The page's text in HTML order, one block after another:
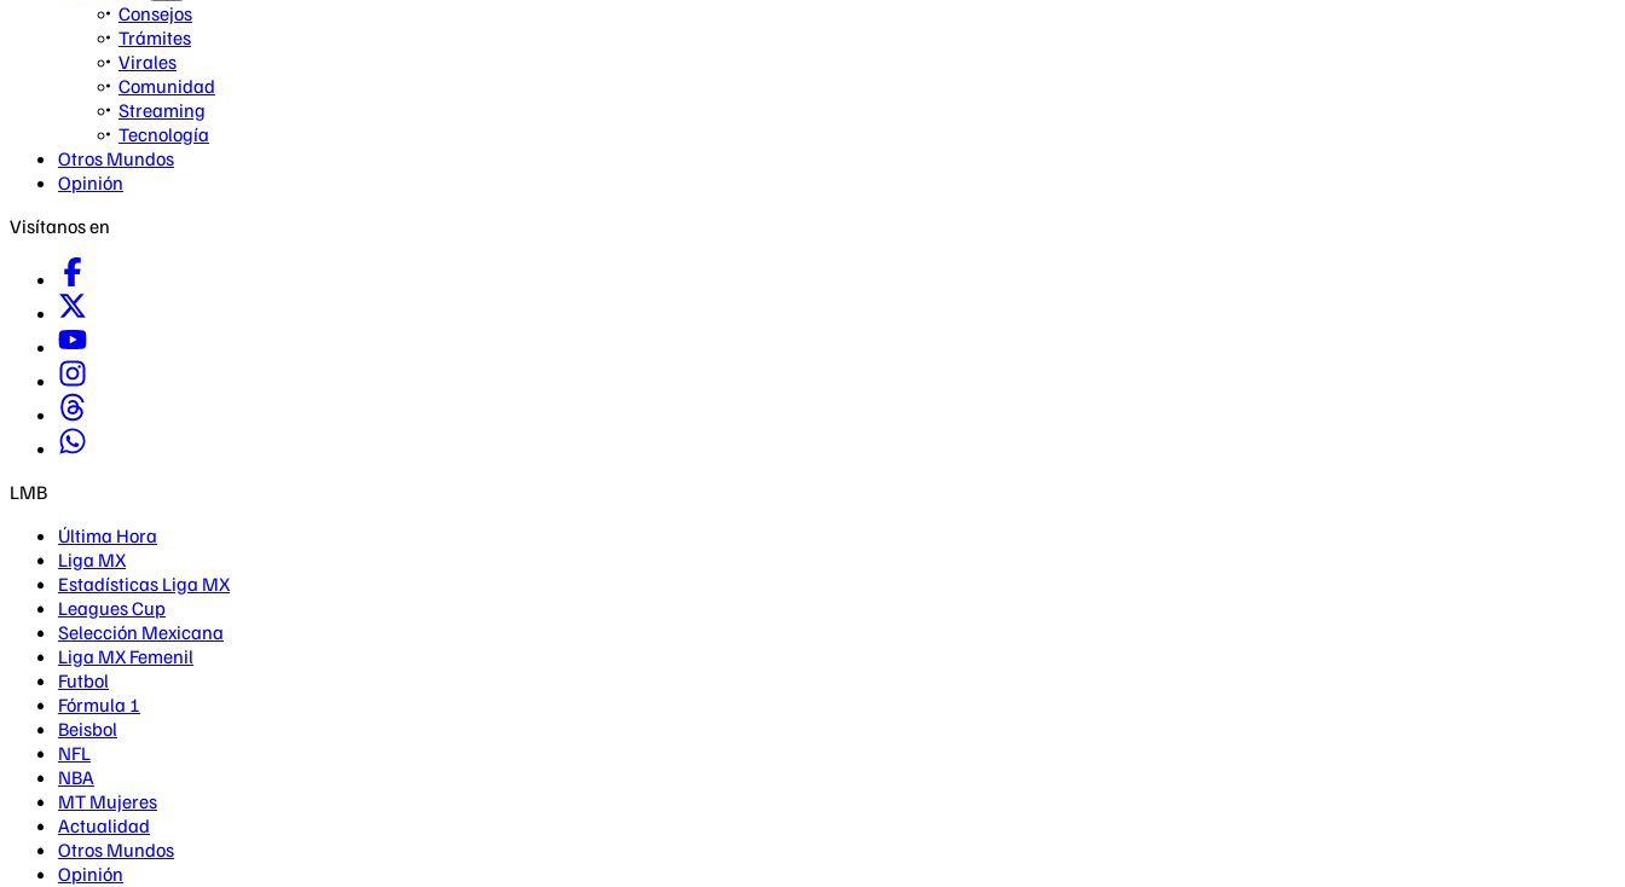
Consejos
Trámites
Virales
Comunidad
Streaming
Tecnología
Otros Mundos
Opinión
Visítanos en
LMB
Última Hora
Liga MX
Estadísticas Liga MX
Leagues Cup
Selección Mexicana
Liga MX Femenil
Futbol
Fórmula 1
Beisbol
NFL
NBA
MT Mujeres
Actualidad
Otros Mundos
Opinión